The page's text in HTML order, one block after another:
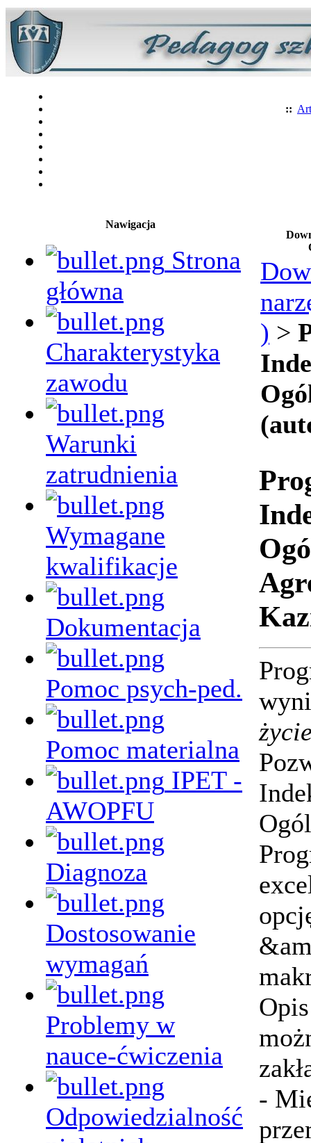
::
Nawigacja
Strona
główna
Charakterystyka
zawodu
Warunki
zatrudnienia
Wymagane
kwalifikacje
Dokumentacja
Pomoc psych-ped.
Pomoc materialna
IPET -
AWOPFU
Diagnoza
Dostosowanie
wymagań
Problemy w
nauce-ćwiczenia
Odpowiedzialność
) >
-